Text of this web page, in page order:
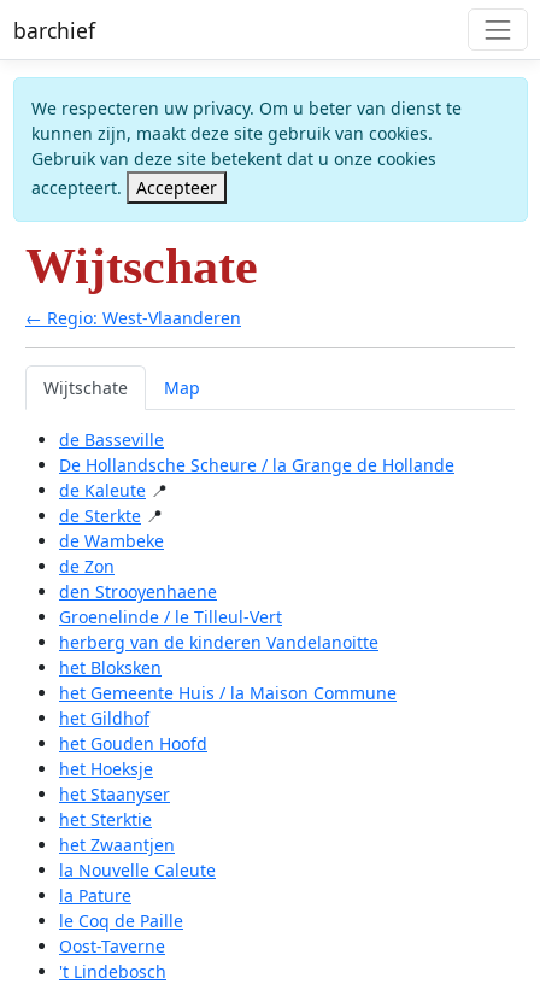
barchief
We respecteren uw privacy. Om u beter van dienst te
kunnen zijn, maakt deze site gebruik van cookies.
Gebruik van deze site betekent dat u onze cookies
accepteert.
Accepteer
Wijtschate
← Regio: West-Vlaanderen
Wijtschate Map
de Basseville
De Hollandsche Scheure / la Grange de Hollande
de Kaleute 📍
de Sterkte 📍
de Wambeke
de Zon
den Strooyenhaene
Groenelinde / le Tilleul-Vert
herberg van de kinderen Vandelanoitte
het Bloksken
het Gemeente Huis / la Maison Commune
het Gildhof
het Gouden Hoofd
het Hoeksje
het Staanyser
het Sterktie
het Zwaantjen
la Nouvelle Caleute
la Pature
le Coq de Paille
Oost-Taverne
't Lindebosch